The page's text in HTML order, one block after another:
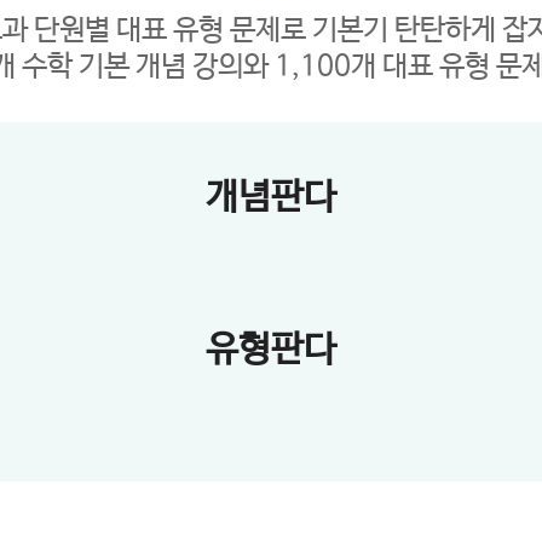
단원별 대표 유형 문제로 기본기 탄탄하게 잡
수학 기본 개념 강의와 1,100개 대표 유형 문
개념판다
유형판다